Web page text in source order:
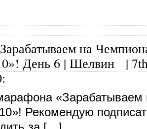
на
День 6 | Шелвин|
:
«Зарабатываем
Рекомендую